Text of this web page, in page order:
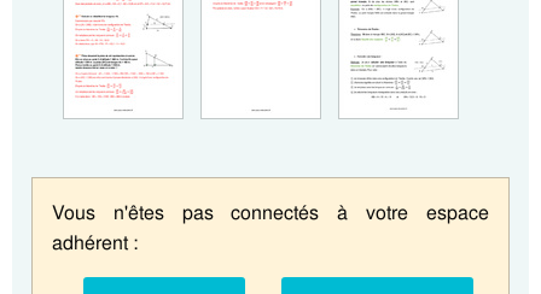
Vous n'êtes pas connectés à votre espace
adhérent :